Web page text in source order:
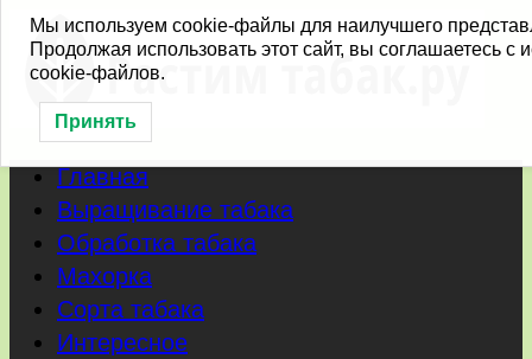
Перейти
содержимому
Главная
Выращивание табака
Обработка табака
Махорка
Сорта табака
Интересное
Мы используем cookie-файлы для наилучшего
Продолжая использовать этот сайт, вы соглашаетесь с
cookie-файлов.
Принять